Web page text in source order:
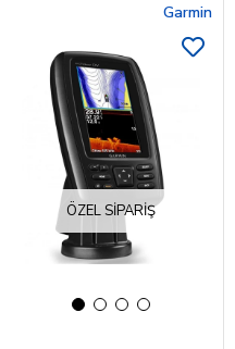
ÖZEL SIPARIŞ
Garmin